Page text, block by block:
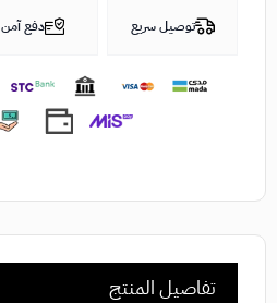
توصيل سريع دفع آمن
تفاصيل المنتج